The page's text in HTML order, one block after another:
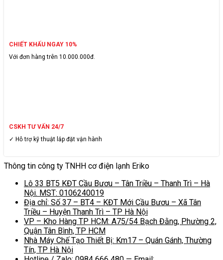
CHIẾT KHẤU NGAY 10%
Với đơn hàng trên 10.000.000đ.
CSKH TƯ VẤN 24/7
✓ Hỗ trợ kỹ thuật lắp đặt vận hành
Thông tin công ty TNHH cơ điện lạnh Eriko
Lô 33 BT5 KĐT Cầu Bươu – Tân Triều – Thanh Trì – Hà
Nội. MST: 0106240019
Địa chỉ: Số 37 – BT4 – KĐT Mới Cầu Bươu – Xã Tân
Triều – Huyện Thanh Trì – TP Hà Nội
VP – Kho Hàng TP HCM: A75/54 Bạch Đằng, Phường 2,
Quận Tân Bình, TP HCM
Nhà Máy Chế Tạo Thiết Bị: Km17 – Quán Gánh, Thường
Tín, TP Hà Nội